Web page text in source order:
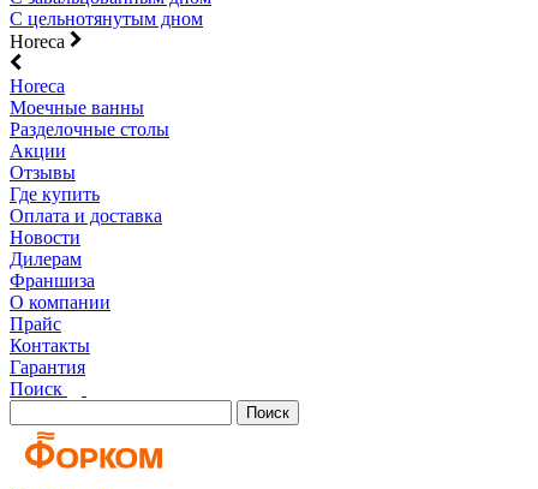
С цельнотянутым дном
Horeca
Horeca
Моечные ванны
Разделочные столы
Акции
Отзывы
Где купить
Оплата и доставка
Новости
Дилерам
Франшиза
О компании
Прайс
Контакты
Гарантия
Поиск
Поиск